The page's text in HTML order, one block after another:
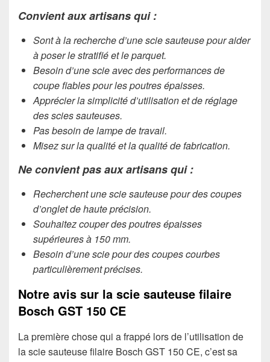
Convient aux artisans qui :
Sont à la recherche d’une scie sauteuse pour aider
à poser le stratifié et le parquet.
Besoin d’une scie avec des performances de
coupe fiables pour les poutres épaisses.
Apprécier la simplicité d’utilisation et de réglage
des scies sauteuses.
Pas besoin de lampe de travail.
Misez sur la qualité et la qualité de fabrication.
Ne convient pas aux artisans qui :
Recherchent une scie sauteuse pour des coupes
d’onglet de haute précision.
Souhaitez couper des poutres épaisses
supérieures à 150 mm.
Besoin d’une scie pour des coupes courbes
particulièrement précises.
Notre avis sur la scie sauteuse filaire
Bosch GST 150 CE
La première chose qui a frappé lors de l’utilisation de
la scie sauteuse filaire Bosch GST 150 CE, c’est sa